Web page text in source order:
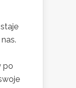
po